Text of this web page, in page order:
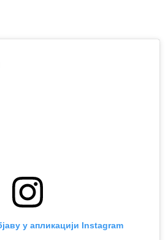
у апликацији Instagram